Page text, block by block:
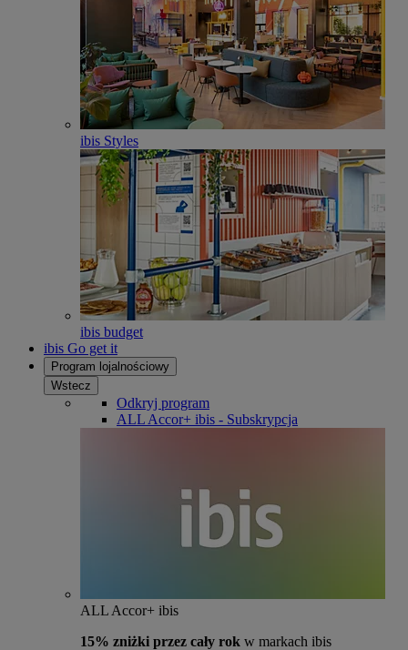
ibis Styles
ibis budget
ibis Go get it
Program lojalnościowy
Wstecz
Odkryj program
ALL Accor+ ibis - Subskrypcja
ALL Accor+ ibis
15% zniżki przez cały rok w markach ibis